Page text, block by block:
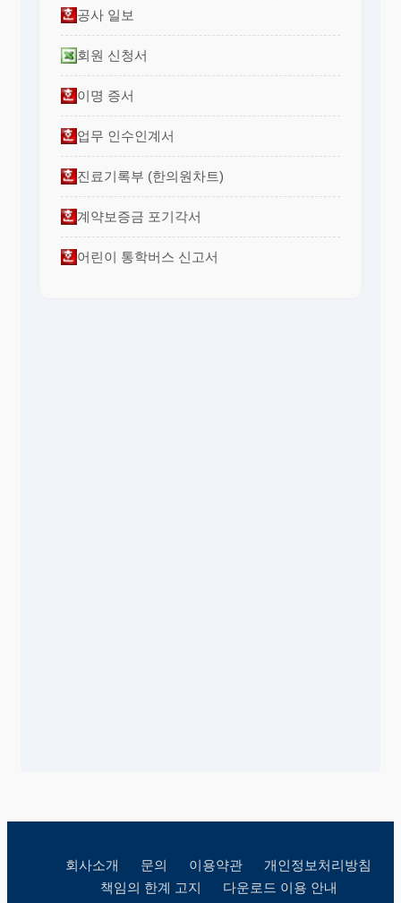
공사 일보
회원 신청서
이명 증서
업무 인수인계서
진료기록부 (한의원차트)
계약보증금 포기각서
어린이 통학버스 신고서
회사소개 문의 이용약관
개인정보처리방침
책임의 한계 고지
다운로드 이용 안내